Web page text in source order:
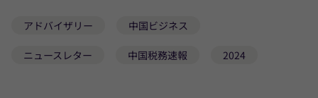
アドバイザリー 中国ビジネス
ニュースレター 中国税務速報 2024